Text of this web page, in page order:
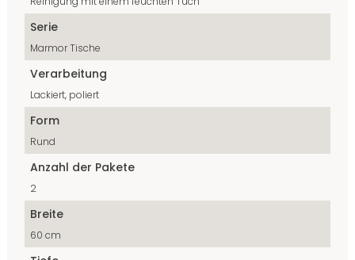
Serie
Marmor Tische
Verarbeitung
Lackiert, poliert
Form
Rund
Anzahl der Pakete
2
Breite
60 cm